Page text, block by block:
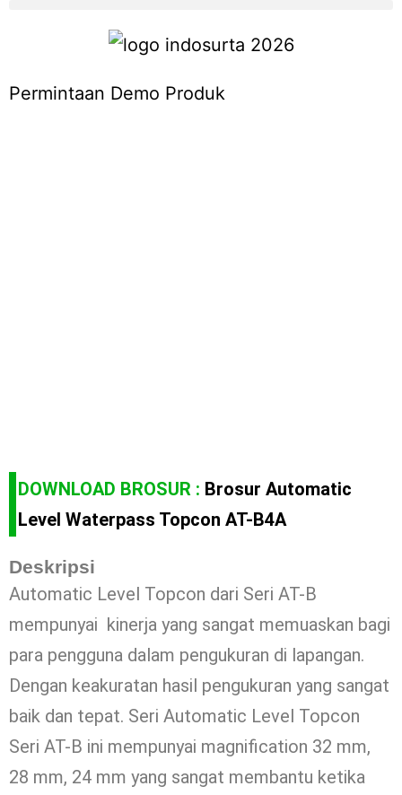
Permintaan Demo Produk
DOWNLOAD BROSUR : Brosur Automatic
Level Waterpass Topcon AT-B4A
Deskripsi
Automatic Level Topcon dari Seri AT-B
mempunyai kinerja yang sangat memuaskan bagi
para pengguna dalam pengukuran di lapangan.
Dengan keakuratan hasil pengukuran yang sangat
baik dan tepat. Seri Automatic Level Topcon
Seri AT-B ini mempunyai magnification 32 mm,
28 mm, 24 mm yang sangat membantu ketika